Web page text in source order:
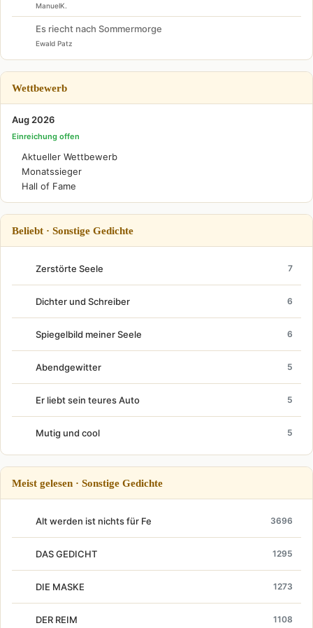
ManuelK.
Es riecht nach Sommermorge
Ewald Patz
Wettbewerb
Aug 2026
Einreichung offen
Aktueller Wettbewerb
Monatssieger
Hall of Fame
Beliebt · Sonstige Gedichte
Zerstörte Seele 7
Dichter und Schreiber 6
Spiegelbild meiner Seele 6
Abendgewitter 5
Er liebt sein teures Auto 5
Mutig und cool 5
Meist gelesen · Sonstige Gedichte
Alt werden ist nichts für Fe 3696
DAS GEDICHT 1295
DIE MASKE 1273
DER REIM 1108